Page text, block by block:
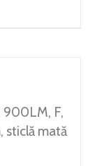
900LM, F,
sticlă mată